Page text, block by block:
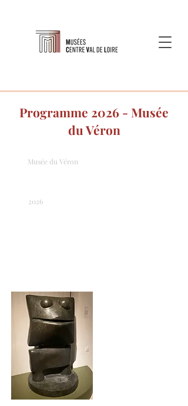
Programme 2026 - Musée
du Véron
Musée du Véron
2026